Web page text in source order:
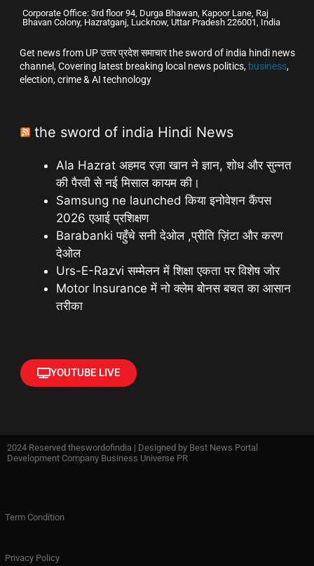
Corporate Office: 3rd floor 94, Durga Bhawan, Kapoor Lane, Raj
Bhavan Colony, Hazratganj, Lucknow, Uttar Pradesh 226001, India
Get news from UP उत्तर प्रदेश समाचार the sword of india hindi news
channel, Covering latest breaking local news politics, business,
election, crime & AI technology
the sword of india Hindi News
Ala Hazrat अहमद रज़ा खान ने ज्ञान, शोध और सुन्नत
की पैरवी से नई मिसाल कायम की।
Samsung ne launched किया इनोवेशन कैंपस
2026 एआई प्रशिक्षण
Barabanki पहुँचे सनी देओल ,प्रीति ज़िंटा और करण
देओल
Urs-E-Razvi सम्मेलन में शिक्षा एकता पर विशेष जोर
Motor Insurance में नो क्लेम बोनस बचत का आसान
तरीका
YOUTUBE LIVE
2024 Reserved theswordofindia | Designed by Best News Portal
Development Company Business Universe PR
Term Condition
Privacy Policy